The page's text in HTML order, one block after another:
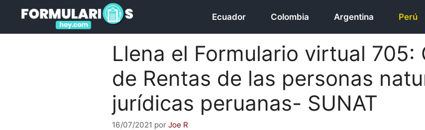
contenido
Ecuador Colombia Argentina Perú
Llena el Formulario virtual 705:
de Rentas de las personas
jurídicas peruanas- SUNAT
16/07/2021 por Joe R